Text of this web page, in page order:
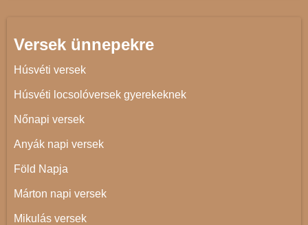
Versek ünnepekre
Húsvéti versek
Húsvéti locsolóversek gyerekeknek
Nőnapi versek
Anyák napi versek
Föld Napja
Márton napi versek
Mikulás versek